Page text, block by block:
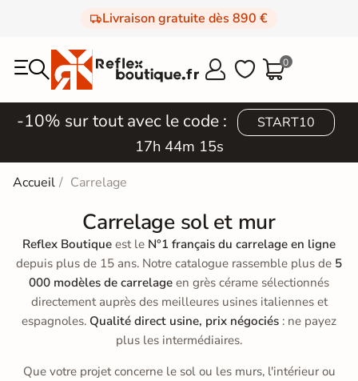
Livraison gratuite dès 890 €
  0
-10% sur tout avec le code : START10
17h 44m 13s
Accueil Carrelage
Carrelage sol et mur
Reflex Boutique est le N°1 français du carrelage en ligne
depuis plus de 15 ans. Notre catalogue rassemble plus de 5
000 modèles de carrelage en grès cérame sélectionnés
directement auprès des meilleures usines italiennes et
espagnoles. Qualité direct usine, prix négociés : ne payez
plus les intermédiaires.
Que votre projet concerne le sol ou les murs, l'intérieur ou